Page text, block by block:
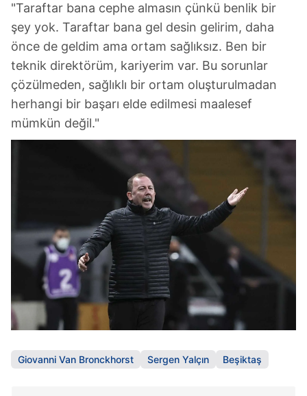
"Taraftar bana cephe almasın çünkü benlik bir
şey yok. Taraftar bana gel desin gelirim, daha
önce de geldim ama ortam sağlıksız. Ben bir
teknik direktörüm, kariyerim var. Bu sorunlar
çözülmeden, sağlıklı bir ortam oluşturulmadan
herhangi bir başarı elde edilmesi maalesef
mümkün değil."
Giovanni Van Bronckhorst Sergen Yalçın Beşiktaş